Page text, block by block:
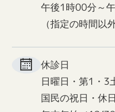
午後1時00分～
（指定の時間以
休診日
日曜日・第1・3
国民の祝日・休日